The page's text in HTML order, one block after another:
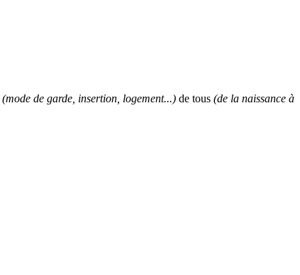
(mode de garde, insertion, logement...) de tous (de la naissance à